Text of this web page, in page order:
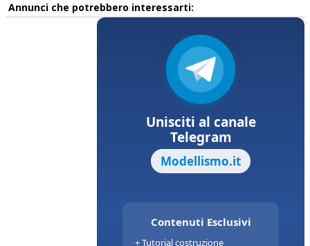
Annunci che potrebbero interessarti: